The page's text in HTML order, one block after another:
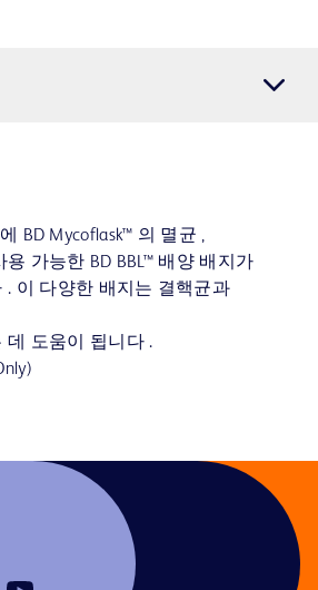
BD Mycoflask™ 의 멸균 ,
가능한 BD BBL™ 배양 배지가
. 이 다양한 배지는 결핵균과
데 도움이 됩니다 .